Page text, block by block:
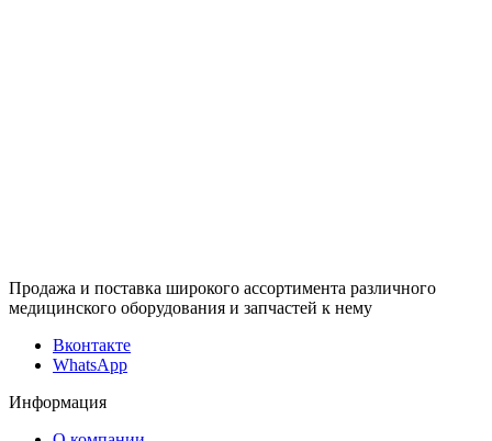
Продажа и поставка широкого ассортимента различного
медицинского оборудования и запчастей к нему
Вконтакте
WhatsApp
Информация